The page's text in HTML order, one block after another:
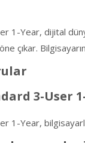
1-Year, dijital
çıkar.
3-User
1-Year,